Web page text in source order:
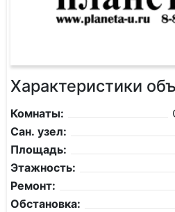
Характеристики
Комнаты:
Сан. узел:
Площадь:
Этажность:
Ремонт:
Обстановка: